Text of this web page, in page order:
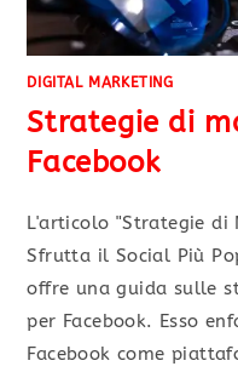
DIGITAL MARKETING
Strategie di
Facebook
L'articolo "Strategie di
Sfrutta il Social Più
offre una guida sulle
per Facebook. Esso
Facebook come